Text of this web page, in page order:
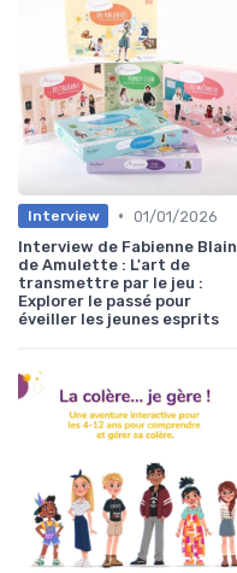
Interview • 01/01/2026
Interview de Fabienne Blain
de Amulette : L'art de
transmettre par le jeu :
Explorer le passé pour
éveiller les jeunes esprits